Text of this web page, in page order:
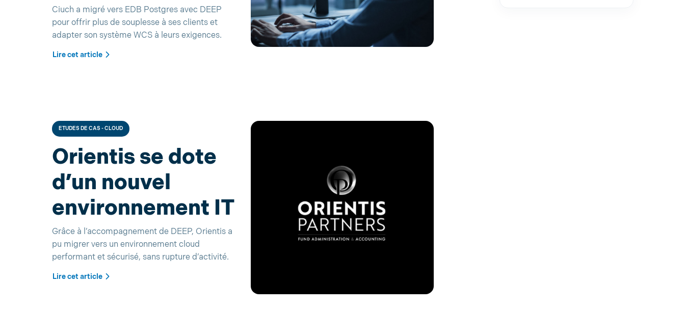
Ciuch a migré vers EDB Postgres avec DEEP
pour offrir plus de souplesse à ses clients et
adapter son système WCS à leurs exigences.
Lire cet article
ETUDES DE CAS - CLOUD
Orientis se dote
d’un nouvel
environnement IT
Grâce à l’accompagnement de DEEP, Orientis a
pu migrer vers un environnement cloud
performant et sécurisé, sans rupture d’activité.
Lire cet article